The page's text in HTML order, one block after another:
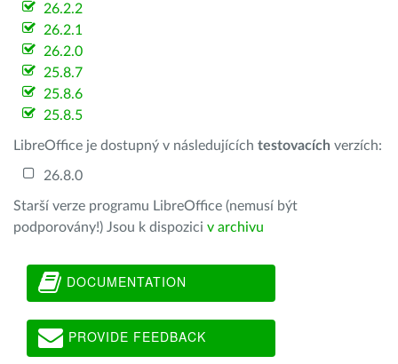
26.2.2
26.2.1
26.2.0
25.8.7
25.8.6
25.8.5
LibreOffice je dostupný v následujících testovacích verzích:
26.8.0
Starší verze programu LibreOffice (nemusí být
podporovány!) Jsou k dispozici v archivu
DOCUMENTATION
PROVIDE FEEDBACK